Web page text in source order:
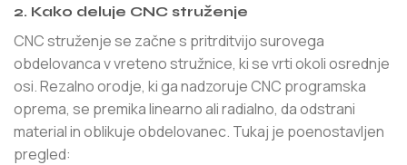
2. Kako deluje CNC struženje
CNC struženje se začne s pritrditvijo surovega
obdelovanca v vreteno stružnice, ki se vrti okoli osrednje
osi. Rezalno orodje, ki ga nadzoruje CNC programska
oprema, se premika linearno ali radialno, da odstrani
material in oblikuje obdelovanec. Tukaj je poenostavljen
pregled: